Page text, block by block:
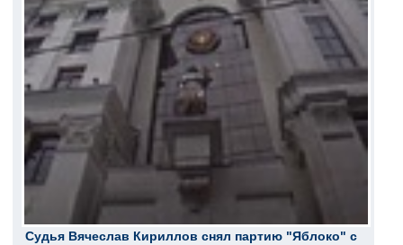
Судья Вячеслав Кириллов снял партию "Яблоко" с